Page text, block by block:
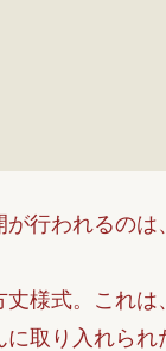
が行われるの
様式。これは
取り入れられ